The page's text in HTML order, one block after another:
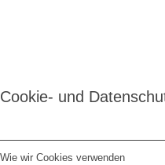
Cookie- und
Wie wir Cookies verwenden